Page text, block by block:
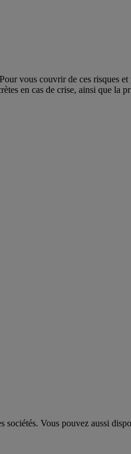
vous couvrir de ces risques
en cas de crise, ainsi que la
Vous pouvez aussi